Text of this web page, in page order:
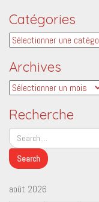
Catégories
Catégories
Archives
Archives
Recherche
août 2026